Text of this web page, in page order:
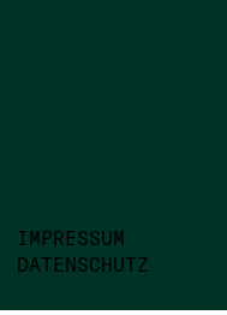
IMPRESSUM
DATENSCHUTZ